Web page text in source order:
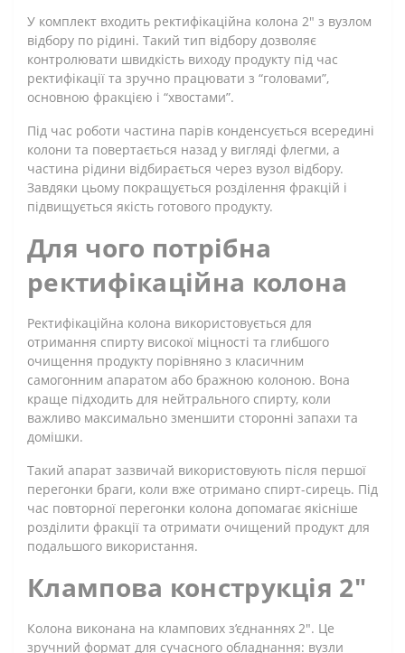
У комплект входить ректифікаційна колона 2" з вузлом
відбору по рідині. Такий тип відбору дозволяє
контролювати швидкість виходу продукту під час
ректифікації та зручно працювати з “головами”,
основною фракцією і “хвостами”.
Під час роботи частина парів конденсується всередині
колони та повертається назад у вигляді флегми, а
частина рідини відбирається через вузол відбору.
Завдяки цьому покращується розділення фракцій і
підвищується якість готового продукту.
Для чого потрібна
ректифікаційна колона
Ректифікаційна колона використовується для
отримання спирту високої міцності та глибшого
очищення продукту порівняно з класичним
самогонним апаратом або бражною колоною. Вона
краще підходить для нейтрального спирту, коли
важливо максимально зменшити сторонні запахи та
домішки.
Такий апарат зазвичай використовують після першої
перегонки браги, коли вже отримано спирт-сирець. Під
час повторної перегонки колона допомагає якісніше
розділити фракції та отримати очищений продукт для
подальшого використання.
Клампова конструкція 2"
Колона виконана на клампових з’єднаннях 2". Це
зручний формат для сучасного обладнання: вузли